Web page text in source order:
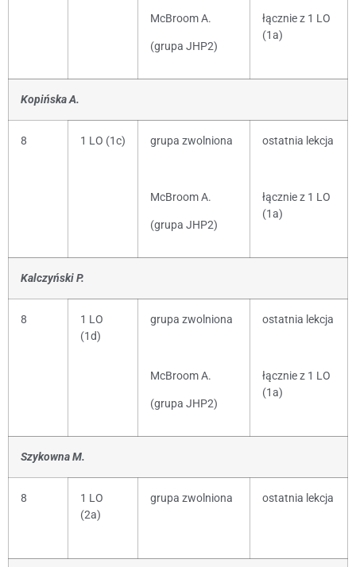
McBroom A.
(grupa JHP2)
łącznie z 1 LO
(1a)
Kopińska A.
8 1 LO (1c) grupa zwolniona
McBroom A.
(grupa JHP2)
ostatnia lekcja
łącznie z 1 LO
(1a)
Kalczyński P.
8
1 LO
(1d)
grupa zwolniona
McBroom A.
(grupa JHP2)
ostatnia lekcja
łącznie z 1 LO
(1a)
Szykowna M.
8
1 LO
(2a)
grupa zwolniona ostatnia lekcja